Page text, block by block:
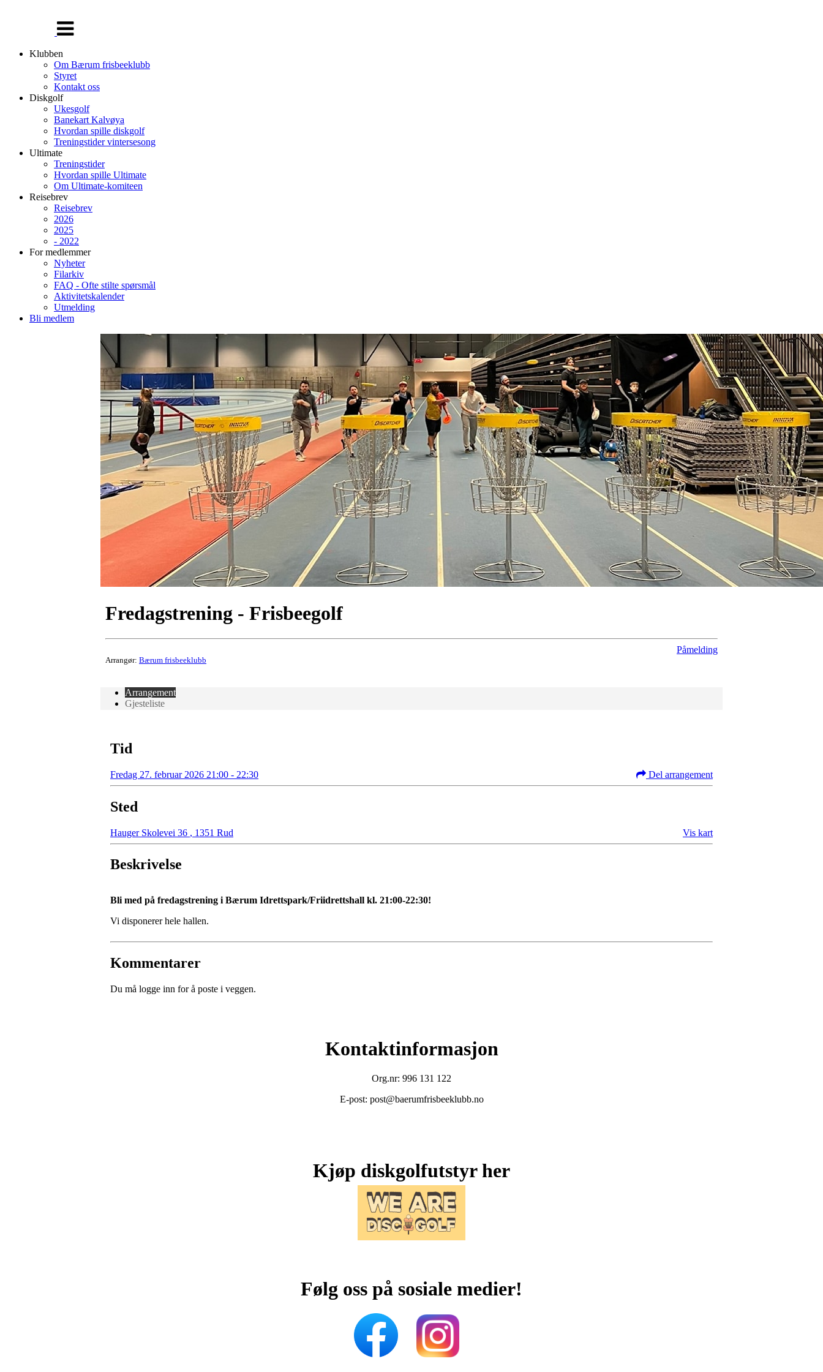
navigasjon
Klubben
Om Bærum frisbeeklubb
Styret
Kontakt oss
Diskgolf
Ukesgolf
Banekart Kalvøya
Hvordan spille diskgolf
Treningstider vintersesong
Ultimate
Treningstider
Hvordan spille Ultimate
Om Ultimate-komiteen
Reisebrev
Reisebrev
2026
2025
- 2022
For medlemmer
Nyheter
Filarkiv
FAQ - Ofte stilte spørsmål
Aktivitetskalender
Utmelding
Bli medlem
Fredagstrening - Frisbeegolf
Arrangør: Bærum frisbeeklubb
Påmelding
Arrangement
Gjesteliste
Tid
Fredag 27. februar 2026 21:00 - 22:30 Del arrangement
Sted
Hauger Skolevei 36 , 1351 Rud Vis kart
Beskrivelse
Bli med på fredagstrening i Bærum Idrettspark/Friidrettshall kl. 21:00-22:30!
Vi disponerer hele hallen.
Kommentarer
Du må logge inn for å poste i veggen.
Kontaktinformasjon
Org.nr: 996 131 122
E-post: post@baerumfrisbeeklubb.no
Kjøp diskgolfutstyr her
Følg oss på sosiale medier!